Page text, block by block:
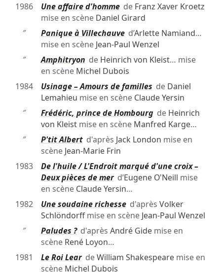
1986 Une affaire d'hommede Franz Xaver Kroetz
mise en scène Daniel Girard
″
Panique à Villechauved’Arlette Namiand…
mise en scène Jean-Paul Wenzel
″
Amphitryon de Heinrich von Kleist… mise
en scène Michel Dubois
1984
Usinage – Amours de familles de Daniel
Lemahieu mise en scène Claude Yersin
″
Frédéric, prince de Hombourgde Heinrich
von Kleistmise en scène Manfred Karge…
″
P'tit Albertd'après Jack London mise en
scène Jean-Marie Frin
1983
De l'huile / L'Endroit marqué d'une croix –
Deux pièces de merd’Eugene O'Neill mise
en scène Claude Yersin…
1982
Une soudaine richessed'après Volker
Schlöndorffmise en scène Jean-Paul Wenzel
″
Paludes ?d'après André Gidemise en
scène René Loyon…
1981
Le Roi LeardeWilliam Shakespearemise en
scène Michel Dubois